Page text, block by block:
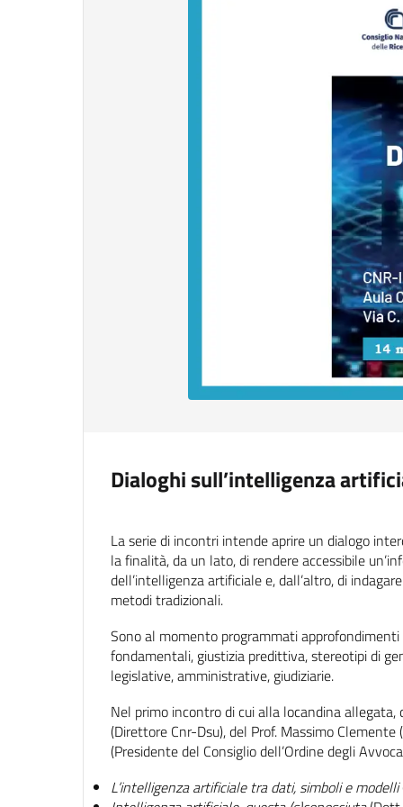
Dialoghi sull’intelligenza
La serie di incontri intende aprire un dialogo
la finalità, da un lato, di rendere accessibile
dell’intelligenza artificiale e, dall’altro, di
metodi tradizionali.
Sono al momento programmati
fondamentali, giustizia predittiva, stereotipi di
legislative, amministrative, giudiziarie.
Nel primo incontro di cui alla locandina
(Direttore Cnr-Dsu), del Prof. Massimo
(Presidente del Consiglio dell’Ordine degli
L’intelligenza artificiale tra dati, simboli e modelli